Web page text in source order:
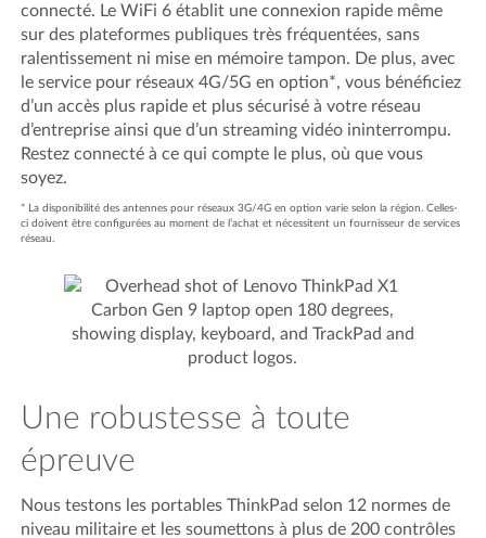
connecté. Le WiFi 6 établit une connexion rapide même
sur des plateformes publiques très fréquentées, sans
ralentissement ni mise en mémoire tampon. De plus, avec
le service pour réseaux 4G/5G en option*, vous bénéficiez
d’un accès plus rapide et plus sécurisé à votre réseau
d’entreprise ainsi que d’un streaming vidéo ininterrompu.
Restez connecté à ce qui compte le plus, où que vous
soyez.
* La disponibilité des antennes pour réseaux 3G/4G en option varie selon la région. Celles-
ci doivent être configurées au moment de l’achat et nécessitent un fournisseur de services
réseau.
Une robustesse à toute
épreuve
Nous testons les portables ThinkPad selon 12 normes de
niveau militaire et les soumettons à plus de 200 contrôles